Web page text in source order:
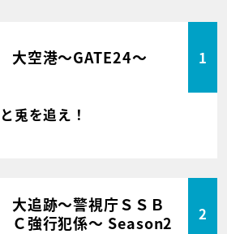
大空港～GATE24～ 1
兎を追え！
大追跡～警視庁ＳＳＢ
Ｃ強行犯係～ Season2
2